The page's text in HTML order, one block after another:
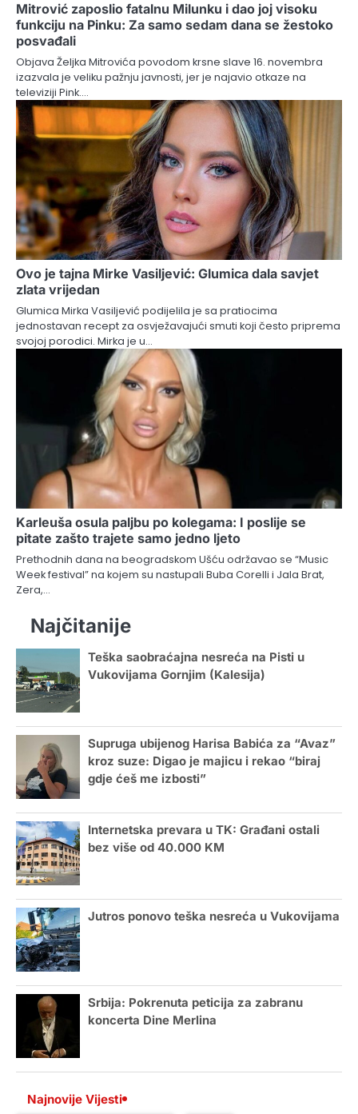
Mitrović zaposlio fatalnu Milunku i dao joj visoku
funkciju na Pinku: Za samo sedam dana se žestoko
posvađali
Objava Željka Mitrovića povodom krsne slave 16. novembra
izazvala je veliku pažnju javnosti, jer je najavio otkaze na
televiziji Pink.…
Ovo je tajna Mirke Vasiljević: Glumica dala savjet
zlata vrijedan
Glumica Mirka Vasiljević podijelila je sa pratiocima
jednostavan recept za osvježavajući smuti koji često priprema
svojoj porodici. Mirka je u…
Karleuša osula paljbu po kolegama: I poslije se
pitate zašto trajete samo jedno ljeto
Prethodnih dana na beogradskom Ušću održavao se “Music
Week festival” na kojem su nastupali Buba Corelli i Jala Brat,
Zera,…
Najčitanije
Teška saobraćajna nesreća na Pisti u
Vukovijama Gornjim (Kalesija)
Supruga ubijenog Harisa Babića za “Avaz”
kroz suze: Digao je majicu i rekao “biraj
gdje ćeš me izbosti”
Internetska prevara u TK: Građani ostali
bez više od 40.000 KM
Jutros ponovo teška nesreća u Vukovijama
Srbija: Pokrenuta peticija za zabranu
koncerta Dine Merlina
Najnovije Vijesti